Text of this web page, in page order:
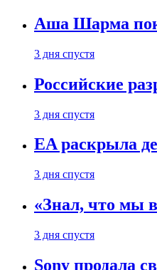
Аша Шарма
3 дня спустя
Российские
3 дня спустя
EA раскрыла
3 дня спустя
«Знал, что мы
3 дня спустя
Sony продала